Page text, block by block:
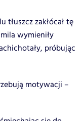
tłuszcz zakłócał tę
wymieniły
próbując
motywacji –